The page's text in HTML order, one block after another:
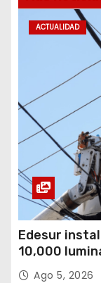
ACTUALIDAD
Edesur
10,000
Ago 5, 2026